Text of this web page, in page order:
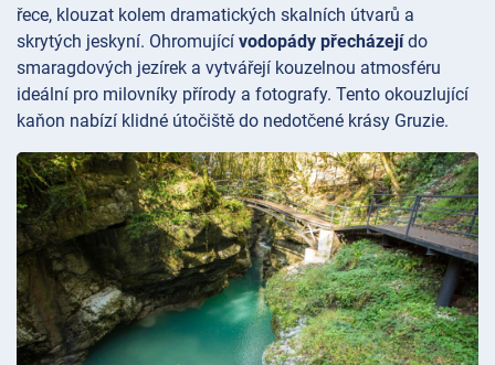
řece, klouzat kolem dramatických skalních útvarů a
skrytých jeskyní. Ohromující vodopády přecházejído
smaragdových jezírek a vytvářejí kouzelnou atmosféru
ideální pro milovníky přírody a fotografy. Tento okouzlující
kaňon nabízí klidné útočiště do nedotčené krásy Gruzie.